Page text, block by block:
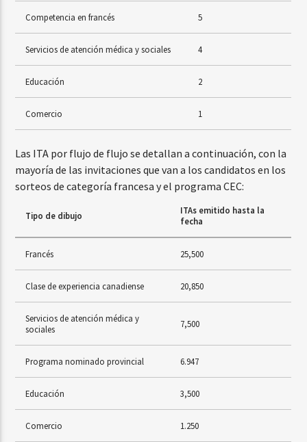
Competencia en francés 5
Servicios de atención médica y sociales 4
Educación 2
Comercio 1
Las ITA por flujo de flujo se detallan a continuación, con la
mayoría de las invitaciones que van a los candidatos en los
sorteos de categoría francesa y el programa CEC:
Tipo de dibujo
ITAs emitido hasta la
fecha
Francés 25,500
Clase de experiencia canadiense 20,850
Servicios de atención médica y
sociales
7,500
Programa nominado provincial 6.947
Educación 3,500
Comercio 1.250